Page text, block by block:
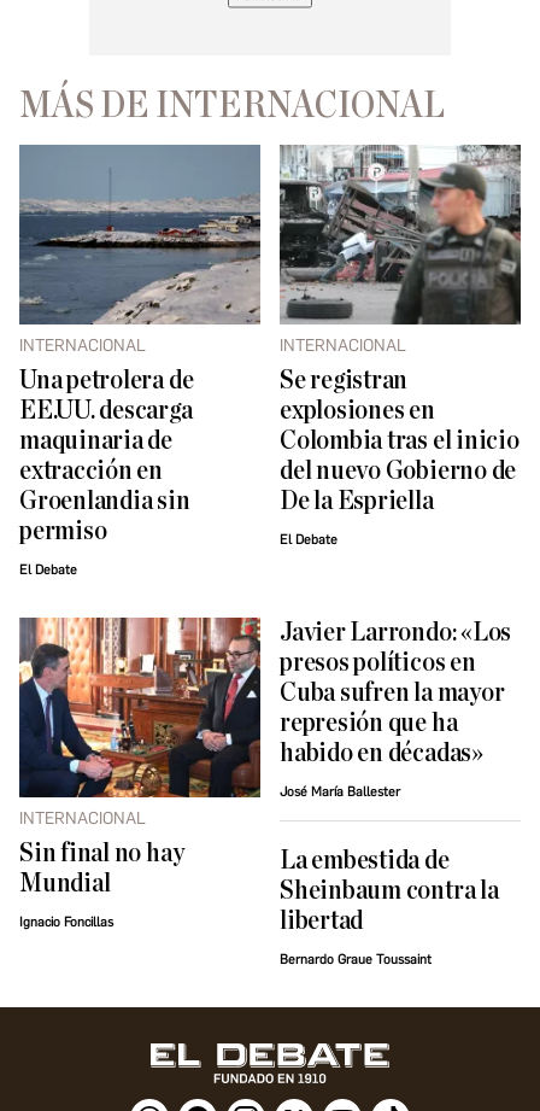
MÁS DE INTERNACIONAL
INTERNACIONAL
Una petrolera de
EE.UU. descarga
maquinaria de
extracción en
Groenlandia sin
permiso
El Debate
INTERNACIONAL
Se registran
explosiones en
Colombia tras el inicio
del nuevo Gobierno de
De la Espriella
El Debate
INTERNACIONAL
Sin final no hay
Mundial
Ignacio Foncillas
Javier Larrondo: «Los
presos políticos en
Cuba sufren la mayor
represión que ha
habido en décadas»
José María Ballester
La embestida de
Sheinbaum contra la
libertad
Bernardo Graue Toussaint